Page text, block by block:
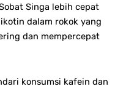
Singa lebih cepat
dalam rokok yang
dan mempercepat
konsumsi kafein dan